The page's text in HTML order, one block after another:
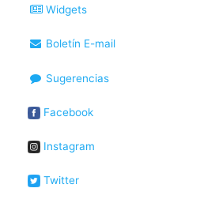
Widgets
Boletín E-mail
Sugerencias
Facebook
Instagram
Twitter